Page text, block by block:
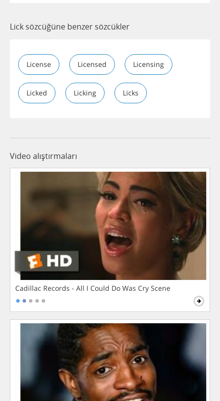
Lick sözcüğüne benzer sözcükler
License Licensed Licensing
Licked Licking Licks
Video alıştırmaları
Cadillac Records - All I Could Do Was Cry Scene